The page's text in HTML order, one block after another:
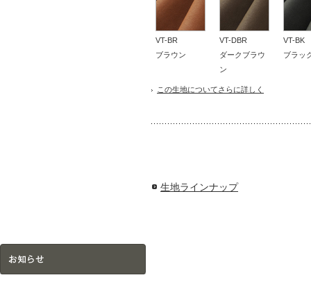
VT-BR
ブラウン
VT-DBR
ダークブラウ
ン
VT-BK
ブラッ
この生地についてさらに詳しく
生地ラインナップ